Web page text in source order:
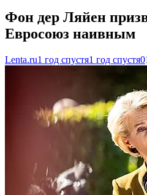
Фон дер Ляйен
Евросоюз наивным
Lenta.ru1 год спустя1 год спустя0